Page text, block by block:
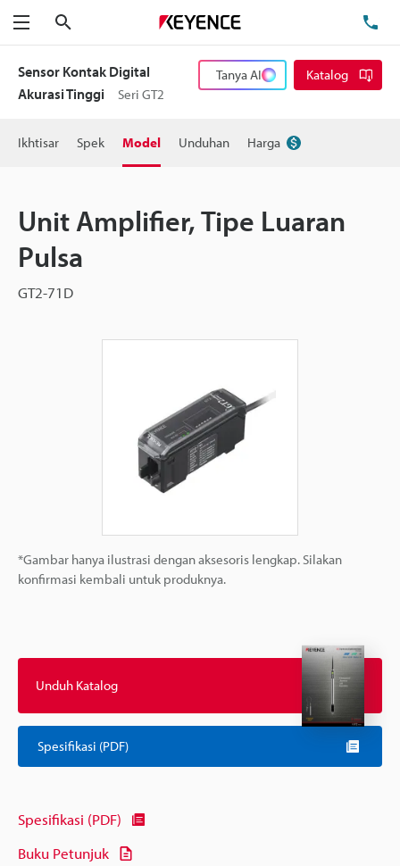
Menu
Sensor Kontak Digital
Akurasi Tinggi
Seri GT2
Tanya AI Katalog
Ikhtisar Spek Model Unduhan Harga
Unit Amplifier, Tipe Luaran
Pulsa
GT2-71D
*Gambar hanya ilustrasi dengan aksesoris lengkap. Silakan
konfirmasi kembali untuk produknya.
Unduh Katalog
Spesifikasi (PDF)
Spesifikasi (PDF)
Buku Petunjuk